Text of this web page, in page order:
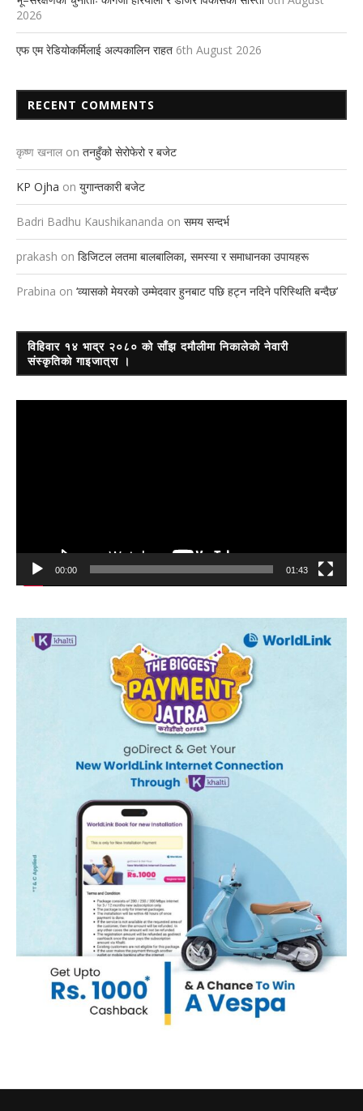
2026
एफ एम रेडियोकर्मिलाई अल्पकालिन राहत 6th August 2026
RECENT COMMENTS
कृष्ण खनाल on तनहुँको सेरोफेरो र बजेट
KP Ojha on युगान्तकारी बजेट
Badri Badhu Kaushikananda on समय सन्दर्भ
prakash on डिजिटल लतमा बालबालिका, समस्या र समाधानका उपायहरू
Prabina on ‘व्यासको मेयरको उम्मेदवार हुनबाट पछि हट्न नदिने परिस्थिति बन्दैछ’
विहिवार १४ भाद्र २०८० को साँझ दमौलीमा निकालेको नेवारी
संस्कृतिको गाइजात्रा ।
00:00 01:43